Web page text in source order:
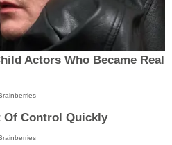
Actors Who Became Real
Of Control Quickly